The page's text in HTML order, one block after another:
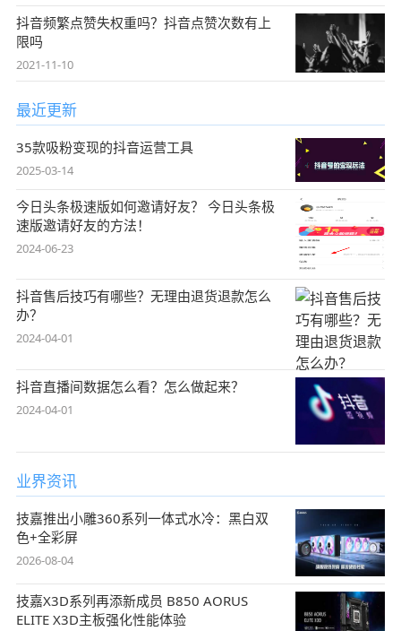
抖音频繁点赞失权重吗？抖音点赞次数有上
限吗
2021-11-10
最近更新
35款吸粉变现的抖音运营工具
2025-03-14
今日头条极速版如何邀请好友？ 今日头条极
速版邀请好友的方法！
2024-06-23
抖音售后技巧有哪些？无理由退货退款怎么
办？
2024-04-01
抖音直播间数据怎么看？怎么做起来？
2024-04-01
业界资讯
技嘉推出小雕360系列一体式水冷：黑白双
色+全彩屏
2026-08-04
技嘉X3D系列再添新成员 B850 AORUS
ELITE X3D主板强化性能体验